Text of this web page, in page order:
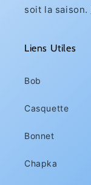
soit la saison.
Liens Utiles
Bob
Casquette
Bonnet
Chapka